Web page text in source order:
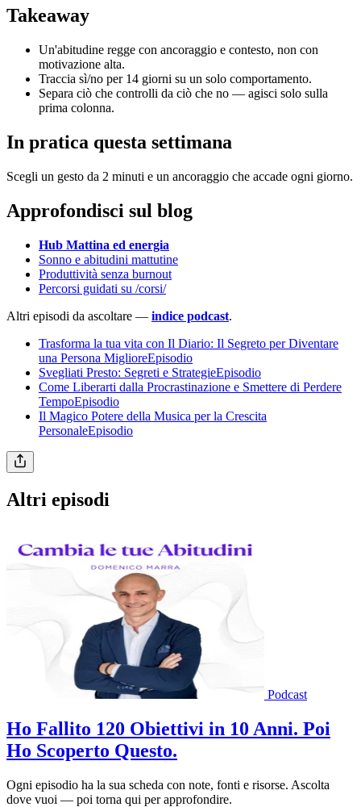
Takeaway
Un'abitudine regge con ancoraggio e contesto, non con
motivazione alta.
Traccia sì/no per 14 giorni su un solo comportamento.
Separa ciò che controlli da ciò che no — agisci solo sulla
prima colonna.
In pratica questa settimana
Scegli un gesto da 2 minuti e un ancoraggio che accade ogni giorno.
Approfondisci sul blog
Hub Mattina ed energia
Sonno e abitudini mattutine
Produttività senza burnout
Percorsi guidati su /corsi/
Altri episodi da ascoltare — indice podcast.
Trasforma la tua vita con Il Diario: Il Segreto per Diventare
una Persona MiglioreEpisodio
Svegliati Presto: Segreti e StrategieEpisodio
Come Liberarti dalla Procrastinazione e Smettere di Perdere
TempoEpisodio
Il Magico Potere della Musica per la Crescita
PersonaleEpisodio
Altri episodi
Podcast
Ho Fallito 120 Obiettivi in 10 Anni. Poi
Ho Scoperto Questo.
Ogni episodio ha la sua scheda con note, fonti e risorse. Ascolta
dove vuoi — poi torna qui per approfondire.